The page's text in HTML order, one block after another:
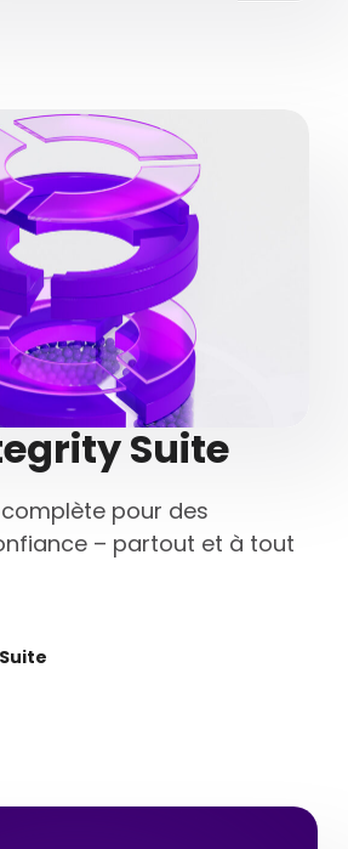
Suite
pour des
– partout et à tout